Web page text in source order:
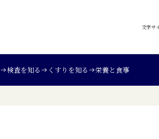
文字サ
検査を知る くすりを知る 栄養と食事